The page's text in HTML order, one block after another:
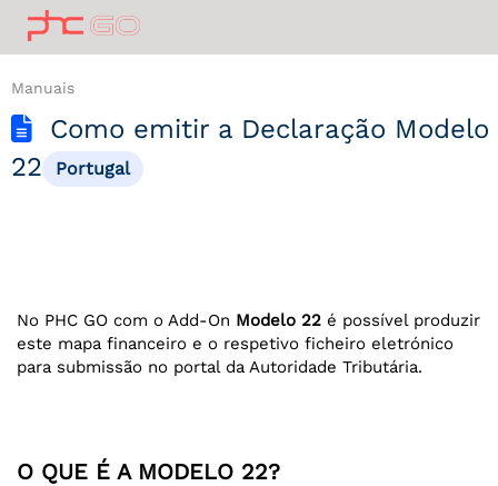
Manuais
Como emitir a Declaração Modelo
22
Portugal
No PHC GO com o Add-On Modelo 22 é possível produzir
este mapa financeiro e o respetivo ficheiro eletrónico
para submissão no portal da Autoridade Tributária.
O QUE É A MODELO 22?